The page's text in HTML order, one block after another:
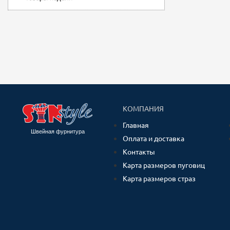
Швейная фурнитура
КОМПАНИЯ
Главная
Оплата и доставка
Контакты
Карта размеров пуговиц
Карта размеров страз